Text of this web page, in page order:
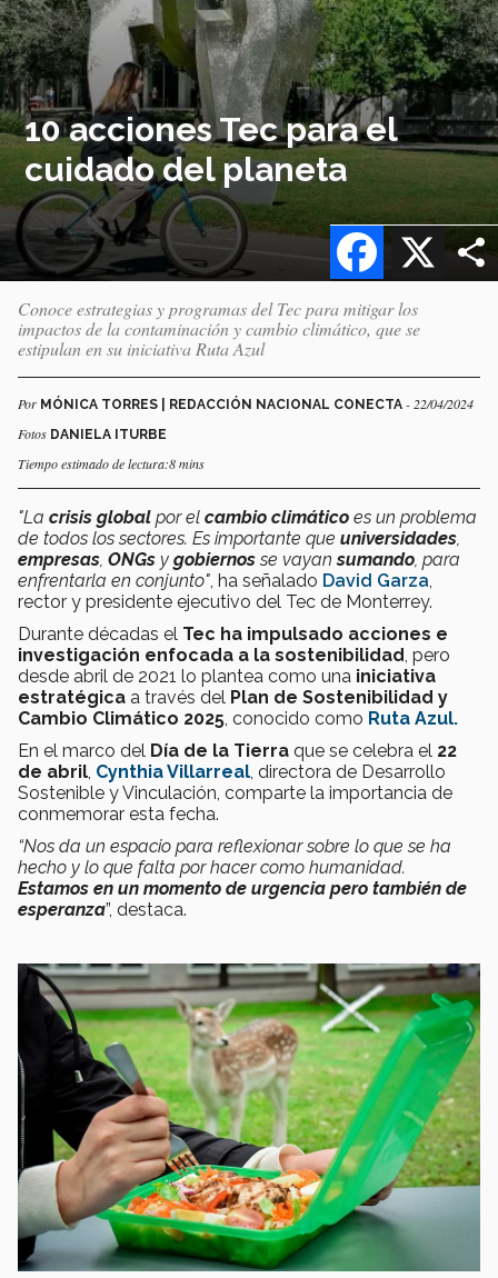
10 acciones Tec para el
cuidado del planeta
X
Facebook
Conoce estrategias y programas del Tec para mitigar los
impactos de la contaminación y cambio climático, que se
estipulan en su iniciativa Ruta Azul
Por MÓNICA TORRES | REDACCIÓN NACIONAL CONECTA - 22/04/2024
Fotos DANIELA ITURBE
Tiempo estimado de lectura:8 mins
"La crisis global por el cambio climático es un problema
de todos los sectores. Es importante que universidades
empresas ONGs y gobiernosse vayansumando , para
enfrentarla en conjunto" , ha señalado David Garza
rector y presidente ejecutivo del Tec de Monterrey.
Durante décadas el Tec ha impulsado acciones e
investigación enfocada a la sostenibilidad , pero
desde abril de 2021 lo plantea como una iniciativa
estratégica a través del Plan de Sostenibilidad y
Cambio Climático 2025 , conocido como Ruta Azul.
En el marco del Día de la Tierra que se celebra el 22
de abril Cynthia Villarreal , directora de Desarrollo
Sostenible y Vinculación, comparte la importancia de
conmemorar esta fecha.
“Nos da un espacio para reflexionar sobre lo que se ha
hecho y lo que falta por hacer como humanidad.
Estamos en un momento de urgencia pero también de
esperanza”, destaca.